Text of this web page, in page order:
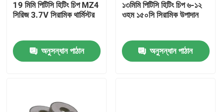
19 মিমি পিটিসি হিটিং চিপ MZ4
সিরিজ 3.7V সিরামিক থার্মিস্টর
অনুসন্ধান পাঠান
১৩মিমি পিটিসি হিটিং চিপ ৬-১২
ওহম ১৫০সি সিরামিক উপাদান
অনুসন্ধান পাঠান